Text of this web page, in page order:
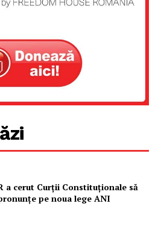
proiect
HOUSE ROMÂNIA
a cerut Curții Constituționale să
pe noua lege ANI